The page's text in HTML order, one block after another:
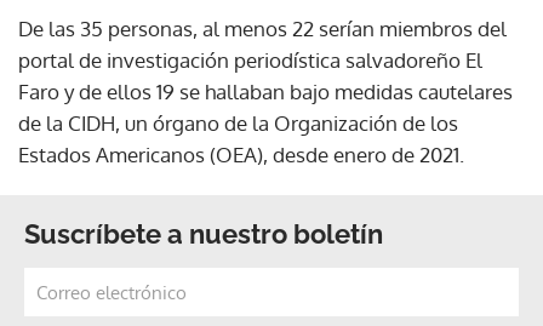
De las 35 personas, al menos 22 serían miembros del
portal de investigación periodística salvadoreño El
Faro y de ellos 19 se hallaban bajo medidas cautelares
de la CIDH, un órgano de la Organización de los
Estados Americanos (OEA), desde enero de 2021.
Suscríbete a nuestro boletín